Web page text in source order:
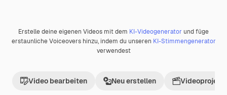
Premium
Erstelle deine eigenen Videos mit dem KI-Videogenerator und füge
erstaunliche Voiceovers hinzu, indem du unseren KI-Stimmengenerator
verwendest
Video bearbeiten Neu erstellen Videoprojekt